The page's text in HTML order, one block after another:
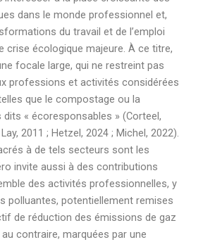
dans le monde professionnel et,
du travail et de l’emploi
crise écologique majeure. À ce titre,
focale large, qui ne restreint pas
professions et activités considérées
que le compostage ou la
« écoresponsables » (Corteel,
2011 ; Hetzel, 2024 ; Michel, 2022).
à de tels secteurs sont les
invite aussi à des contributions
des activités professionnelles, y
polluantes, potentiellement remises
de réduction des émissions de gaz
contraire, marquées par une